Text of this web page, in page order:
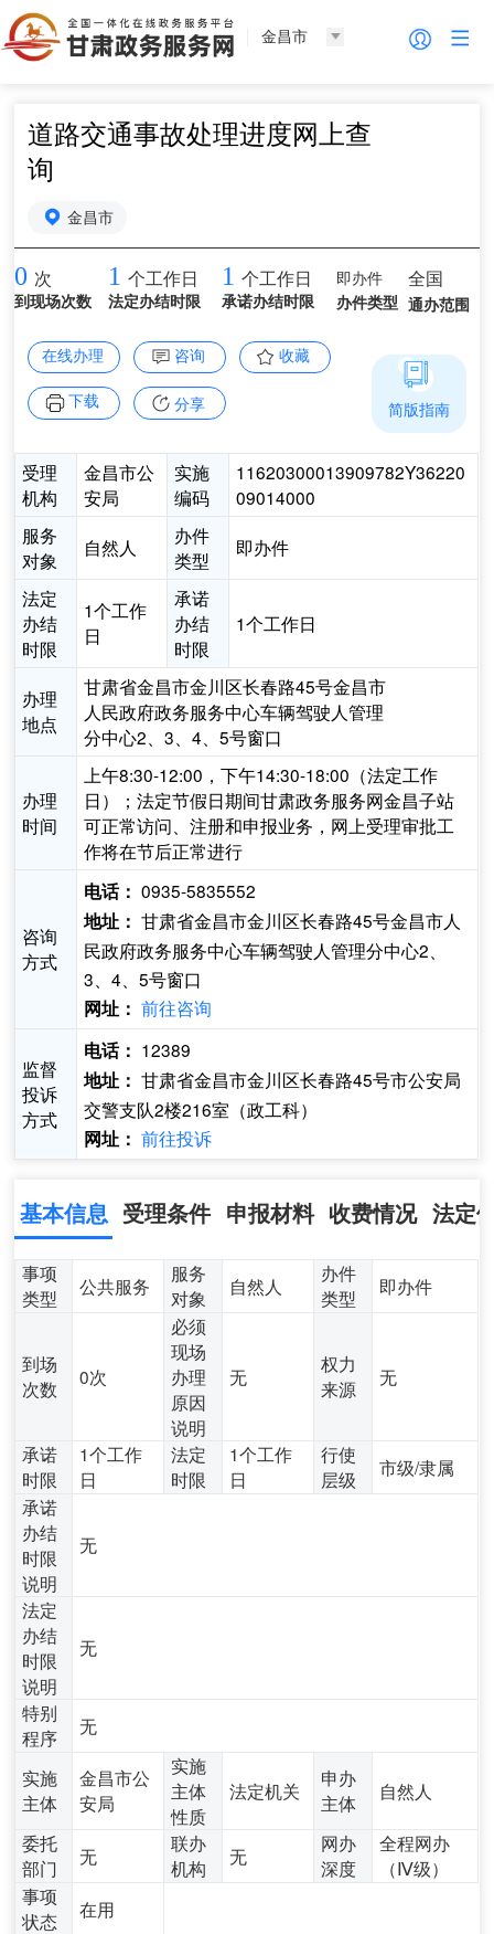
金昌市
道路交通事故处理进度网上查
询
金昌市
0 次
到现场次数
1 个工作日
法定办结时限
1 个工作日
承诺办结时限
即办件
办件类型
全国
通办范围
在线办理 咨询 收藏
下载 分享
受理
机构
金昌市公
安局
实施
编码
11620300013909782Y36220
09014000
服务
对象
自然人
办件
类型
即办件
法定
办结
时限
1个工作
日
承诺
办结
时限
1个工作日
办理
地点
甘肃省金昌市金川区长春路45号金昌市
人民政府政务服务中心车辆驾驶人管理
分中心2、3、4、5号窗口
办理
时间
上午8:30-12:00，下午14:30-18:00（法定工作
日）；法定节假日期间甘肃政务服务网金昌子站
可正常访问、注册和申报业务，网上受理审批工
作将在节后正常进行
咨询
方式
电话： 0935-5835552
地址： 甘肃省金昌市金川区长春路45号金昌市人
民政府政务服务中心车辆驾驶人管理分中心2、
3、4、5号窗口
网址： 前往咨询
监督
投诉
方式
电话： 12389
地址： 甘肃省金昌市金川区长春路45号市公安局
交警支队2楼216室（政工科）
网址： 前往投诉
简版指南
基本信息 受理条件 申报材料 收费情况 法定
事项
类型
公共服务
服务
对象
自然人
办件
类型
即办件
到场
次数
0次
必须
现场
办理
原因
说明
无
权力
来源
无
承诺
时限
1个工作
日
法定
时限
1个工作
日
行使
层级
市级/隶属
承诺
办结
时限
说明
无
法定
办结
时限
说明
无
特别
程序
无
实施
主体
金昌市公
安局
实施
主体
性质
法定机关
申办
主体
自然人
委托
部门
无
联办
机构
无
网办
深度
全程网办
（Ⅳ级）
事项
状态
在用